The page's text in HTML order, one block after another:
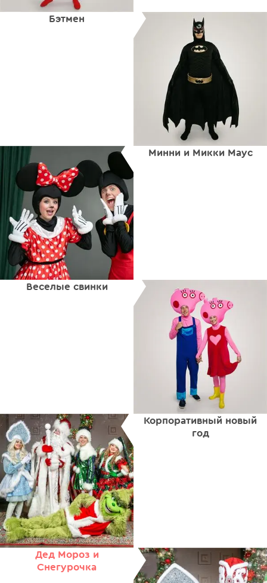
Бэтмен
Минни и Микки Маус
Веселые свинки
Корпоративный новый
год
Дед Мороз и
Снегурочка